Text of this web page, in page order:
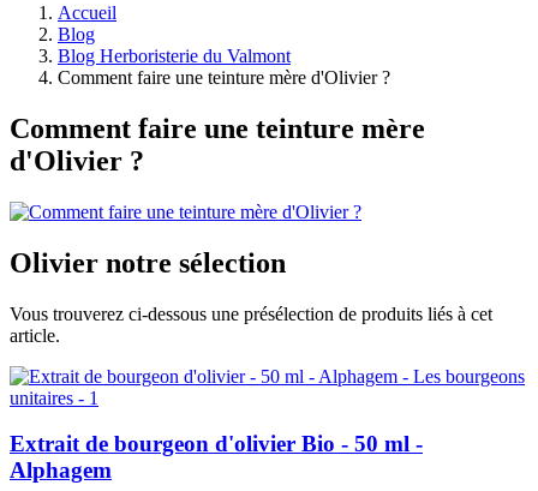
Accueil
Blog
Blog Herboristerie du Valmont
Comment faire une teinture mère d'Olivier ?
Comment faire une teinture mère
d'Olivier ?
Olivier notre sélection
Vous trouverez ci-dessous une présélection de produits liés à cet
article.
Extrait de bourgeon d'olivier Bio - 50 ml -
Alphagem